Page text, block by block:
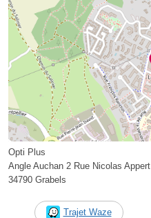
Opti Plus
Angle Auchan 2 Rue Nicolas Appert
34790 Grabels
Trajet Waze